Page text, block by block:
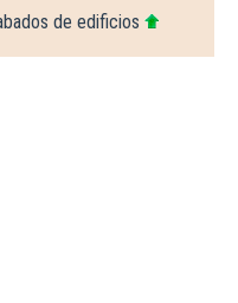
de edificios